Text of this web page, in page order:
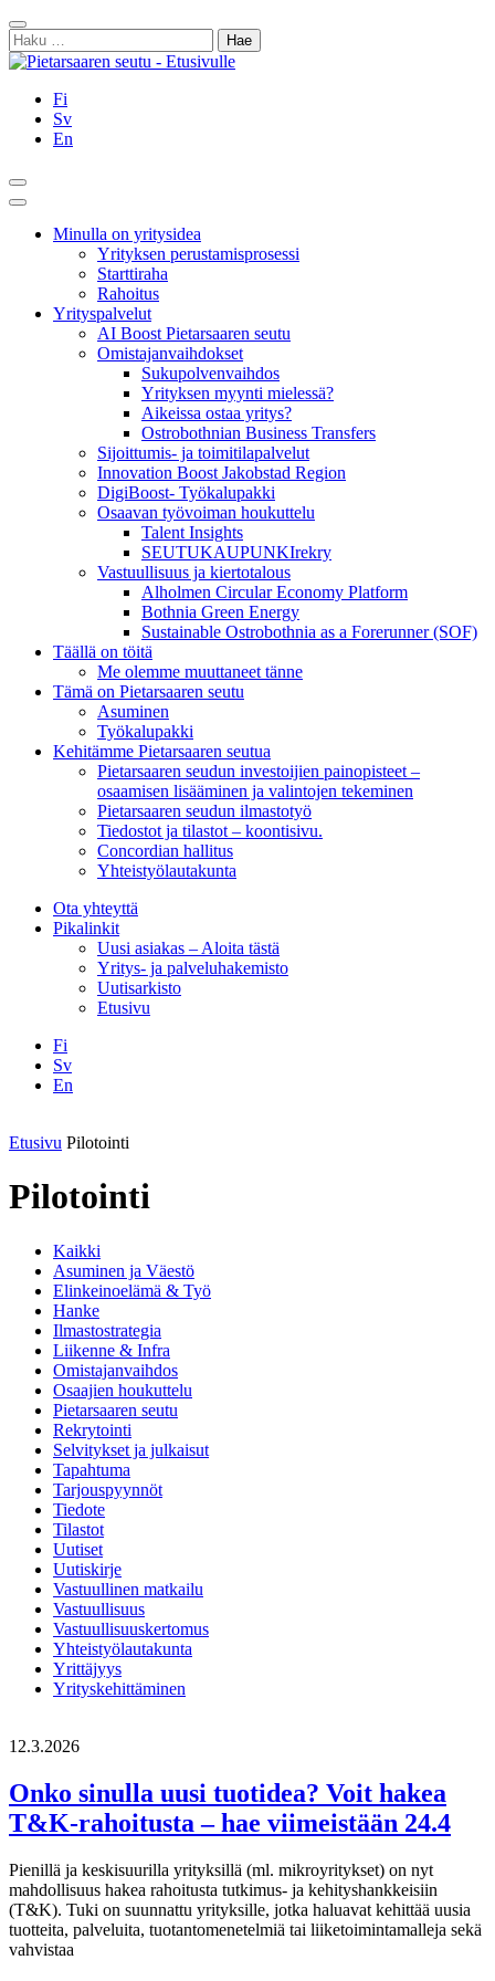
Siirry
sisältöön
Sulje
Haku:
Fi
Sv
En
Hae
Päävalikko
Minulla on yritysidea
Yrityksen perustamisprosessi
Starttiraha
Rahoitus
Yrityspalvelut
AI Boost Pietarsaaren seutu
Omistajanvaihdokset
Sukupolvenvaihdos
Yrityksen myynti mielessä?
Aikeissa ostaa yritys?
Ostrobothnian Business Transfers
Sijoittumis- ja toimitilapalvelut
Innovation Boost Jakobstad Region
DigiBoost- Työkalupakki
Osaavan työvoiman houkuttelu
Talent Insights
SEUTUKAUPUNKIrekry
Vastuullisuus ja kiertotalous
Alholmen Circular Economy Platform
Bothnia Green Energy
Sustainable Ostrobothnia as a Forerunner (SOF)
Täällä on töitä
Me olemme muuttaneet tänne
Tämä on Pietarsaaren seutu
Asuminen
Työkalupakki
Kehitämme Pietarsaaren seutua
Pietarsaaren seudun investoijien painopisteet –
osaamisen lisääminen ja valintojen tekeminen
Pietarsaaren seudun ilmastotyö
Tiedostot ja tilastot – koontisivu.
Concordian hallitus
Yhteistyölautakunta
Ota yhteyttä
Pikalinkit
Uusi asiakas – Aloita tästä
Yritys- ja palveluhakemisto
Uutisarkisto
Etusivu
Fi
Sv
En
Etusivu Pilotointi
Pilotointi
Kaikki
Asuminen ja Väestö
Elinkeinoelämä & Työ
Hanke
Ilmastostrategia
Liikenne & Infra
Omistajanvaihdos
Osaajien houkuttelu
Pietarsaaren seutu
Rekrytointi
Selvitykset ja julkaisut
Tapahtuma
Tarjouspyynnöt
Tiedote
Tilastot
Uutiset
Uutiskirje
Vastuullinen matkailu
Vastuullisuus
Vastuullisuuskertomus
Yhteistyölautakunta
Yrittäjyys
Yrityskehittäminen
12.3.2026
Onko sinulla uusi tuotidea? Voit hakea
T&K-rahoitusta – hae viimeistään 24.4
Pienillä ja keskisuurilla yrityksillä (ml. mikroyritykset) on nyt
mahdollisuus hakea rahoitusta tutkimus- ja kehityshankkeisiin
(T&K). Tuki on suunnattu yrityksille, jotka haluavat kehittää uusia
tuotteita, palveluita, tuotantomenetelmiä tai liiketoimintamalleja sekä
vahvistaa